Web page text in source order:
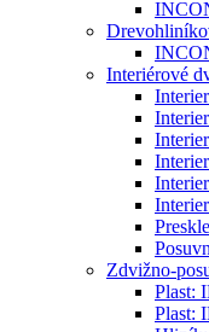
Interiérové
Zdvižno-
Plast:
Plast: